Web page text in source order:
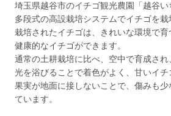
埼玉県越谷市のイチゴ観光農園「越谷い
多段式の高設栽培システムでイチゴを栽
栽培されたイチゴは、きれいな環境で育
健康的なイチゴができます。
通常の土耕栽培に比べ、空中で育成さ
光を浴びることで着色がよく、甘いイチ
果実が地面に接しないことで、傷みも
ています。